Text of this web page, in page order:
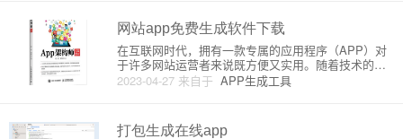
术，以及如何使用这些工
网站app免费生成软件下载
2023-04-27 来自于 APP生成工具
在互联网时代，拥有一款专属的应用程序（APP）对
于许多网站运营者来说既方便又实用。随着技术的不
断发展，市场上已经涌现出了许多可以免费生成网站A
PP的软件和在线服务，这类生成器原理主要是将原有
序中。本文将介绍几款
打包生成在线app